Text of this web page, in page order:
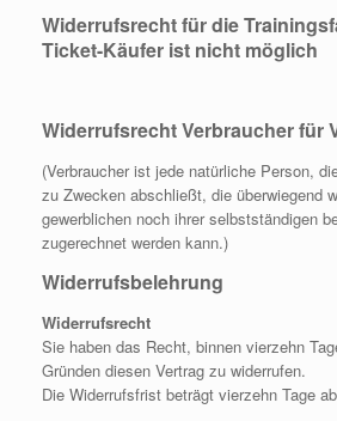
Widerrufsrecht für die
Ticket-Käufer ist nicht möglich
Widerrufsrecht Verbraucher für
(Verbraucher ist jede natürliche Person,
zu Zwecken abschließt, die überwiegend
gewerblichen noch ihrer selbstständigen
zugerechnet werden kann.)
Widerrufsbelehrung
Widerrufsrecht
Sie haben das Recht, binnen vierzehn
Gründen diesen Vertrag zu widerrufen.
Die Widerrufsfrist beträgt vierzehn Tage